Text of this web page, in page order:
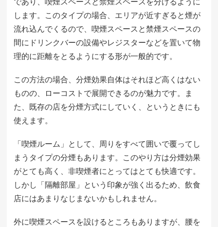
します。このタイプの場合、エリアが近すぎると煙が
流れ込んでくるので、喫煙スペースと禁煙スペースの
間にドリンクバーの設備やレジスターなどを置いて物
理的に距離をとるようにする形が一般的です。
この方法の場合、分煙効果自体はそれほど高くはない
ものの、ローコストで展開できるのが魅力です。ま
た、既存の店を分煙方式にしていく、というときにも
使えます。
「喫煙ルーム」として、周りをすべて囲いで覆ってし
まうタイプの分煙もあります。このやり方は分煙効果
がとても高く、非喫煙者にとってはとても快適です。
しかし「隔離部屋」という印象が強く出るため、飲食
店にはあまりなじまないかもしれません。
外に喫煙スペースを設けるところもありますが、腰を